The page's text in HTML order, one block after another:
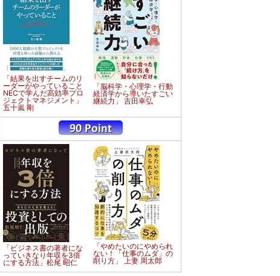
「結果を出すチームのリ
ーダーがやっていること
NECで学んだ高効率プロ
ジェクトマネジメント」
五十嵐 剛
「脳科学・心理学・行動
経済学から導いたすごい
継続力」 吉田幸弘
「ビジネス書の著者にな
っていきなり年収を3倍
にする方法」松尾 昭仁
「やめたいのにやめられ
ない！「仕事のムダ」の
削り方」 上妻 周太郎